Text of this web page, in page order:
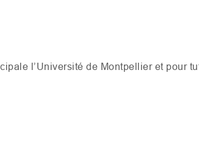
l’Université de Montpellier et pour